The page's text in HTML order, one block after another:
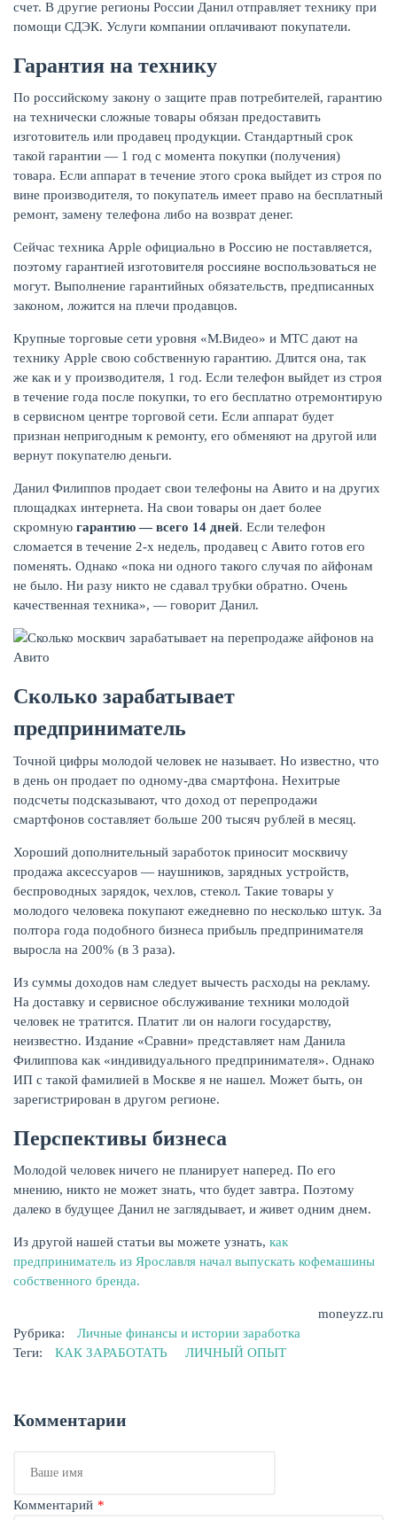
счет. В другие регионы России Данил отправляет технику при
помощи СДЭК. Услуги компании оплачивают покупатели.
Гарантия на технику
По российскому закону о защите прав потребителей, гарантию
на технически сложные товары обязан предоставить
изготовитель или продавец продукции. Стандартный срок
такой гарантии — 1 год с момента покупки (получения)
товара. Если аппарат в течение этого срока выйдет из строя по
вине производителя, то покупатель имеет право на бесплатный
ремонт, замену телефона либо на возврат денег.
Сейчас техника Apple официально в Россию не поставляется,
поэтому гарантией изготовителя россияне воспользоваться не
могут. Выполнение гарантийных обязательств, предписанных
законом, ложится на плечи продавцов.
Крупные торговые сети уровня «М.Видео» и МТС дают на
технику Apple свою собственную гарантию. Длится она, так
же как и у производителя, 1 год. Если телефон выйдет из строя
в течение года после покупки, то его бесплатно отремонтирую
в сервисном центре торговой сети. Если аппарат будет
признан непригодным к ремонту, его обменяют на другой или
вернут покупателю деньги.
Данил Филиппов продает свои телефоны на Авито и на других
площадках интернета. На свои товары он дает более
скромную гарантию — всего 14 дней. Если телефон
сломается в течение 2-х недель, продавец с Авито готов его
поменять. Однако «пока ни одного такого случая по айфонам
не было. Ни разу никто не сдавал трубки обратно. Очень
качественная техника», — говорит Данил.
Сколько зарабатывает
предприниматель
Точной цифры молодой человек не называет. Но известно, что
в день он продает по одному-два смартфона. Нехитрые
подсчеты подсказывают, что доход от перепродажи
смартфонов составляет больше 200 тысяч рублей в месяц.
Хороший дополнительный заработок приносит москвичу
продажа аксессуаров — наушников, зарядных устройств,
беспроводных зарядок, чехлов, стекол. Такие товары у
молодого человека покупают ежедневно по несколько штук. За
полтора года подобного бизнеса прибыль предпринимателя
выросла на 200% (в 3 раза).
Из суммы доходов нам следует вычесть расходы на рекламу.
На доставку и сервисное обслуживание техники молодой
человек не тратится. Платит ли он налоги государству,
неизвестно. Издание «Сравни» представляет нам Данила
Филиппова как «индивидуального предпринимателя». Однако
ИП с такой фамилией в Москве я не нашел. Может быть, он
зарегистрирован в другом регионе.
Перспективы бизнеса
Молодой человек ничего не планирует наперед. По его
мнению, никто не может знать, что будет завтра. Поэтому
далеко в будущее Данил не заглядывает, и живет одним днем.
Из другой нашей статьи вы можете узнать, как
предприниматель из Ярославля начал выпускать кофемашины
собственного бренда.
moneyzz.ru
Рубрика:
Личные финансы и истории заработка
Теги:
КАК ЗАРАБОТАТЬ ЛИЧНЫЙ ОПЫТ
Комментарии
имя
Комментарий